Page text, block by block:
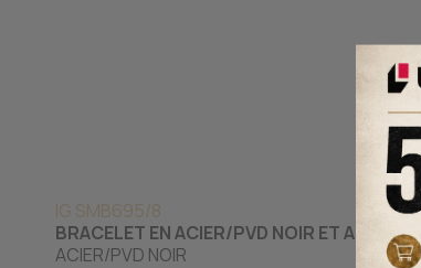
IG SMB695/8
BRACELET EN ACIER/PVD NOIR ET ACÉTATE
ACIER/PVD NOIR